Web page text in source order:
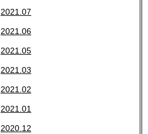
2021.07
2021.06
2021.05
2021.03
2021.02
2021.01
2020.12